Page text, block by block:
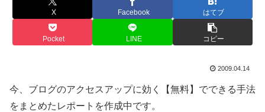
X Facebook はてブ
Pocket LINE コピー
2009.04.14
今、ブログのアクセスアップに効く【無料】でできる手法
をまとめたレポートを作成中です。